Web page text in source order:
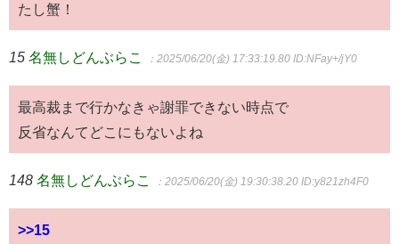
たし蟹！
15 名無しどんぶらこ ：2025/06/20(金) 17:33:19.80 ID:NFay+/jY0
最高裁まで行かなきゃ謝罪できない時点で
反省なんてどこにもないよね
148 名無しどんぶらこ ：2025/06/20(金) 19:30:38.20 ID:y821zh4F0
>>15